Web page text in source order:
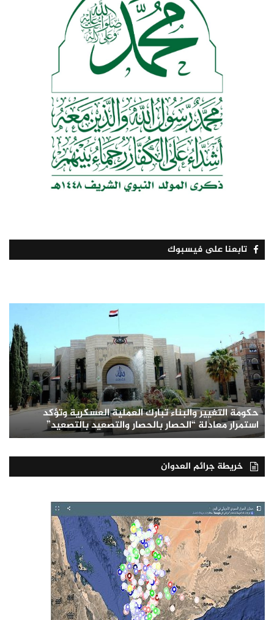
تابعنا على فيسبوك
حكومة التغيير والبناء تبارك العملية العسكرية وتؤكد
استمرار معادلة “الحصار بالحصار والتصعيد بالتصعيد”
خريطة جرائم العدوان